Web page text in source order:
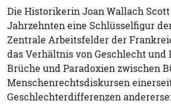
Die Historikerin Joan Wallach
Jahrzehnten eine Schlüsselfigur
Zentrale Arbeitsfelder der
das Verhältnis von Geschlecht und
Brüche und Paradoxien zwischen
Menschenrechtsdiskursen
Geschlechterdifferenzen